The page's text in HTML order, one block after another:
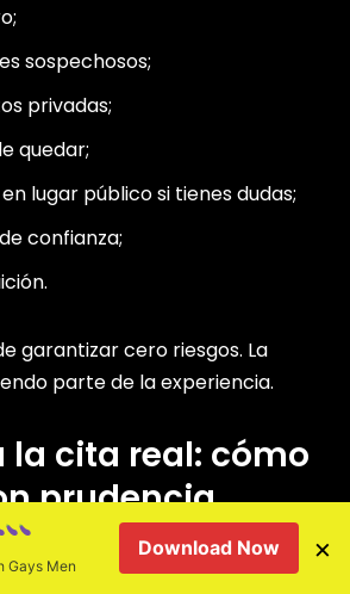
sospechosos;
privadas;
quedar;
lugar público si tienes dudas;
confianza;
garantizar cero riesgos. La
parte de la experiencia.
la cita real: cómo
prudencia
cita puede ser emocionante.
Gays Men
Download Now ×